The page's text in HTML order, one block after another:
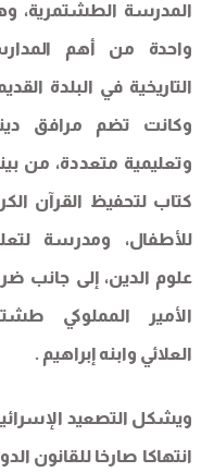
المدرسة الطشتمرية، وهي
واحدة من أهم المدارس
التاريخية في البلدة القديمة،
وكانت تضم مرافق دينية
وتعليمية متعددة، من بينها
كتاب لتحفيظ القرآن الكريم
للأطفال، ومدرسة لتعليم
علوم الدين، إلى جانب ضريح
الأمير المملوكي طشتمر
العلائي وابنه إبراهيم .
ويشكل التصعيد الإسرائيلي
انتهاكا صارخا للقانون الدولي